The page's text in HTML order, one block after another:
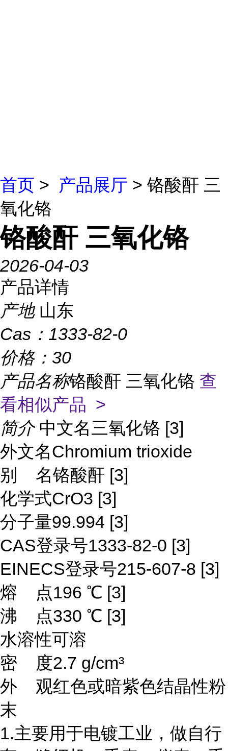
首页 > 产品展厅 > 铬酸酐 三
氧化铬
铬酸酐 三氧化铬
2026-04-03
产品详情
产地 山东
Cas： 1333-82-0
价格： 30
产品名称铬酸酐 三氧化铬 查
看相似产品 >
简介 中文名三氧化铬 [3]
外文名Chromium trioxide
别 名铬酸酐 [3]
化学式CrO3 [3]
分子量99.994 [3]
CAS登录号1333-82-0 [3]
EINECS登录号215-607-8 [3]
熔 点196 ℃ [3]
沸 点330 ℃ [3]
水溶性可溶
密 度2.7 g/cm³
外 观红色或暗紫色结晶性粉
末
1.主要用于电镀工业，做自行